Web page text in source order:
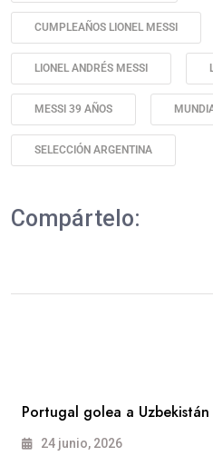
CUMPLEAÑOS LIONEL MESSI
LIONEL ANDRÉS MESSI
MESSI 39 AÑOS
SELECCIÓN ARGENTINA
Compártelo:
Portugal golea a
24 junio, 2026